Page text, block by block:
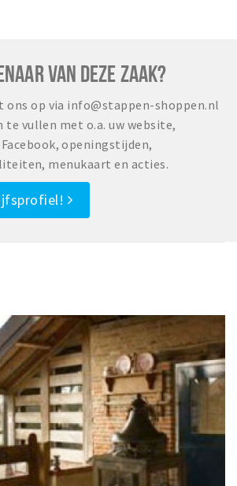
VAN DEZE ZAAK?
ons op via info@stappen-shoppen.nl
vullen met o.a. uw website,
openingstijden,
menukaart en acties.